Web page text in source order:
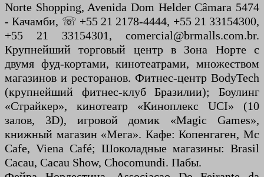
Norte Shopping, Avenida Dom Helder Câmara 5474
- Качамби, ☏ +55 21 2178-4444, +55 21 33154300,
+55 21 33154301, comercial@brmalls.com.br.
Крупнейший торговый центр в Зона Норте с
двумя фуд-кортами, кинотеатрами, множеством
магазинов и ресторанов. Фитнес-центр BodyTech
(крупнейший фитнес-клуб Бразилии); Боулинг
«Страйкер», кинотеатр «Киноплекс UCI» (10
залов, 3D), игровой домик «Magic Games»,
книжный магазин «Мега». Кафе: Копенгаген, Mc
Cafe, Viena Café; Шоколадные магазины: Brasil
Cacau, Cacau Show, Chocomundi. Пабы.